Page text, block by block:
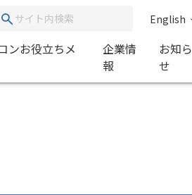
English
ンお役立ちメ
企業情
報
お知ら
せ